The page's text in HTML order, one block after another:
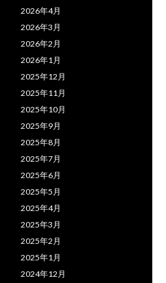
2026年4月
2026年3月
2026年2月
2026年1月
2025年12月
2025年11月
2025年10月
2025年9月
2025年8月
2025年7月
2025年6月
2025年5月
2025年4月
2025年3月
2025年2月
2025年1月
2024年12月